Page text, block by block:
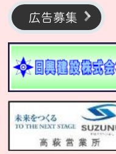
広告募集